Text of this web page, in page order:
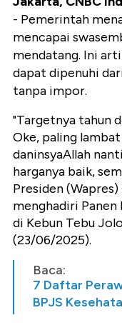
- Pemerintah
mencapai
mendatang. Ini
dapat dipenuhi
tanpa impor.
"Targetnya tahun
Oke, paling
daninsyaAllah
harganya baik,
Presiden
menghadiri Panen
di Kebun Tebu
(23/06/2025).
Baca:
7 Daftar
BPJS